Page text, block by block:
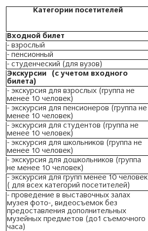
Категории посетителей
Входной билет
- взрослый
- пенсионный
- студенческий (для вузов)
Экскурсии (с учетом входного
билета)
- экскурсия для взрослых (группа не
менее 10 человек)
- экскурсия для пенсионеров (группа не
менее 10 человек)
- экскурсия для студентов (группа не
менее 10 человек)
- экскурсия для школьников (группа не
менее 10 человек)
- экскурсия для дошкольников (группа
не менее 10 человек)
- экскурсия для групп менее 10 человек
( для всех категорий посетителей)
- проведение в выставочных залах
музея фото-, видеосъемок без
предоставления дополнительных
музейных предметов (до1 съемочного
часа)